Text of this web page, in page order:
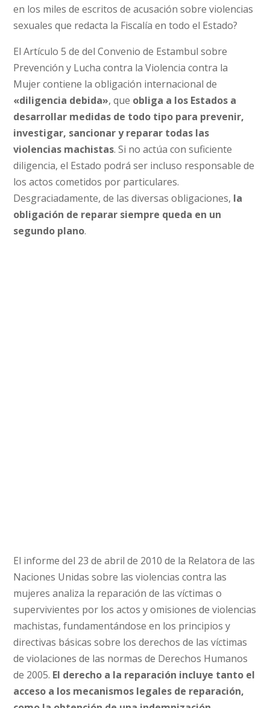
en los miles de escritos de acusación sobre violencias
sexuales que redacta la Fiscalía en todo el Estado?
El Artículo 5 de del Convenio de Estambul sobre
Prevención y Lucha contra la Violencia contra la
Mujer contiene la obligación internacional de
«diligencia debida», que obliga a los Estados a
desarrollar medidas de todo tipo para prevenir,
investigar, sancionar y reparar todas las
violencias machistas. Si no actúa con suficiente
diligencia, el Estado podrá ser incluso responsable de
los actos cometidos por particulares.
Desgraciadamente, de las diversas obligaciones, la
obligación de reparar siempre queda en un
segundo plano.
El informe del 23 de abril de 2010 de la Relatora de las
Naciones Unidas sobre las violencias contra las
mujeres analiza la reparación de las víctimas o
supervivientes por los actos y omisiones de violencias
machistas, fundamentándose en los principios y
directivas básicas sobre los derechos de las víctimas
de violaciones de las normas de Derechos Humanos
de 2005. El derecho a la reparación incluye tanto el
acceso a los mecanismos legales de reparación,